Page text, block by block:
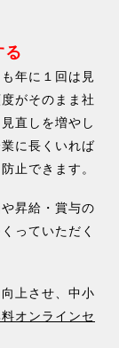
る
年に１回は見
がそのまま社
直しを増やし
に長くいれば
止できます。
昇給・賞与の
っていただく
上させ、中小
料オンラインセ